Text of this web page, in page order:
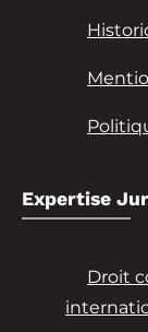
Expertise
Droit